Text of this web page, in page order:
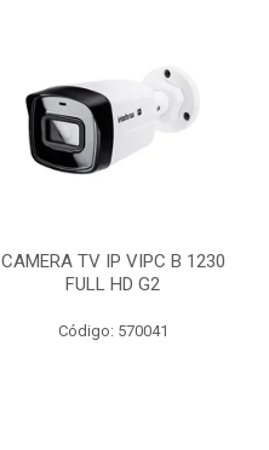
CAMERA TV IP VIPC B 1230
FULL HD G2
Código: 570041